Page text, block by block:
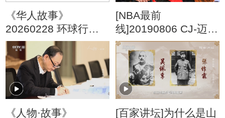
《华人故事》
20260228 环球行者
潘德明
[NBA最前
线]20190806 CJ-迈克
勒姆
《人物·故事》
[百家讲坛]为什么是山